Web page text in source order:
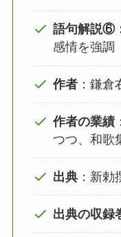
語句解説⑥
感情を強調
作者 ：鎌倉
作者の業績
つつ、和歌
出典 ：新勅
出典の収録